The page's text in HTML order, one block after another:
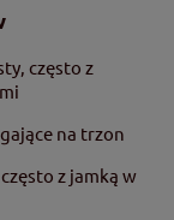
często z
na trzon
z jamką w